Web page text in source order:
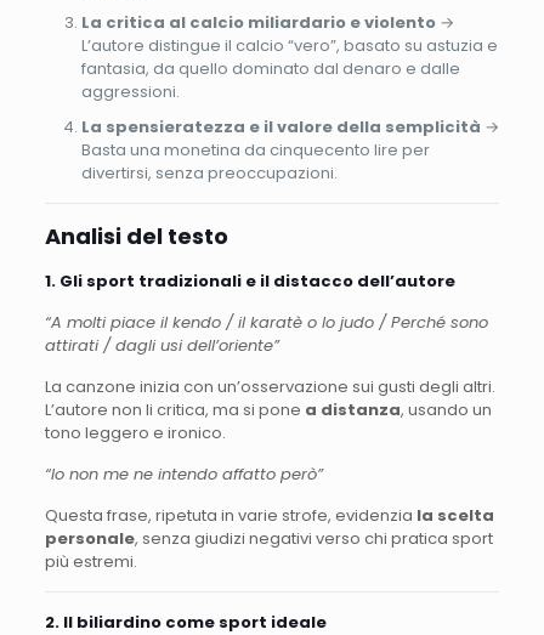
La critica al calcio miliardario e violento→
L’autore distingue il calcio “vero”, basato su astuzia e
fantasia, da quello dominato dal denaro e dalle
aggressioni.
La spensieratezza e il valore della semplicità →
Basta una monetina da cinquecento lire per
divertirsi, senza preoccupazioni.
Analisi del testo
1. Gli sport tradizionali e il distacco dell’autore
“A molti piace il kendo / il karatè o lo judo / Perché sono
attirati / dagli usi dell’oriente”
La canzone inizia con un’osservazione sui gusti degli altri.
L’autore non li critica, ma si pone a distanza, usando un
tono leggero e ironico.
“Io non me ne intendo affatto però”
Questa frase, ripetuta in varie strofe, evidenzia la scelta
personale, senza giudizi negativi verso chi pratica sport
più estremi.
2. Il biliardino come sport ideale